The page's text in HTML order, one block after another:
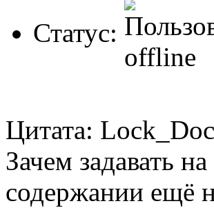
Статус:
Цитата:
Зачем задавать
содержании ещё